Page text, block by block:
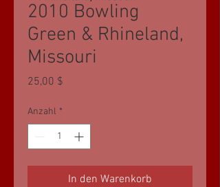
2010 Bowling
Green & Rhineland,
Missouri
25,00 $
Anzahl *
In den Warenkorb